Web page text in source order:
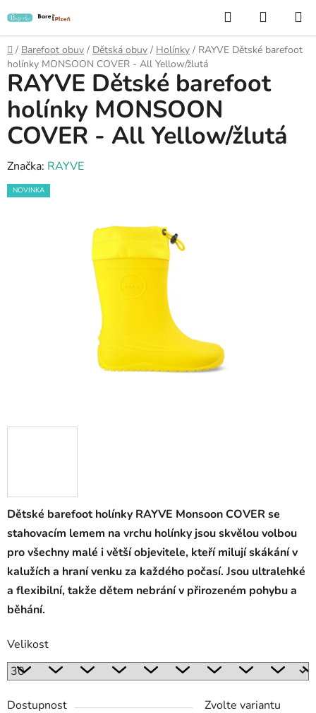
na
obsah
Hledat
KOŠÍK
Domů
/ Barefoot obuv / Dětská obuv / Holínky / RAYVE Dětské barefoot
holínky MONSOON COVER - All Yellow/žlutá
Dětské barefoot holínky RAYVE Monsoon COVER se
stahovacím lemem na vrchu holínky jsou skvělou volbou
pro všechny malé i větší objevitele, kteří milují skákání v
kalužích a hraní venku za každého počasí. Jsou ultralehké
a flexibilní, takže dětem nebrání v přirozeném pohybu a
běhání.
Velikost
Dostupnost
Zvolte variantu
RAYVE Dětské barefoot
holínky MONSOON
COVER - All Yellow/žlutá
Značka: RAYVE
NOVINKA